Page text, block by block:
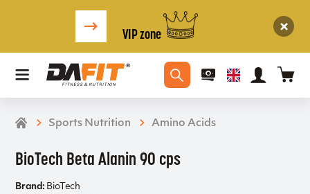
VIP zone
Sports Nutrition Amino Acids
BioTech Beta Alanin 90 cps
Brand: BioTech